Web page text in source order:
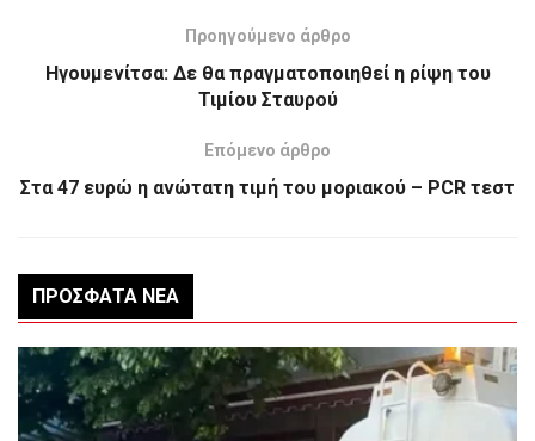
Προηγούμενο άρθρο
Ηγουμενίτσα: Δε θα πραγματοποιηθεί η ρίψη του
Τιμίου Σταυρού
Επόμενο άρθρο
Στα 47 ευρώ η ανώτατη τιμή του μοριακού – PCR τεστ
ΠΡΌΣΦΑΤΑ ΝΈΑ